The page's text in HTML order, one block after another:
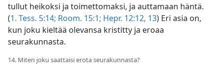
tullut heikoksi ja toimettomaksi, ja auttamaan häntä.
(1. Tess. 5:14; Room. 15:1; Hepr. 12:12, 13) Eri asia on,
kun joku kieltää olevansa kristitty ja eroaa
seurakunnasta.
14. Miten joku saattaisi erota seurakunnasta?